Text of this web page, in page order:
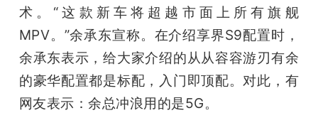
术。“这款新车将超越市面上所有旗舰
MPV。”余承东宣称。在介绍享界S9配置时，
余承东表示，给大家介绍的从从容容游刃有余
的豪华配置都是标配，入门即顶配。对此，有
网友表示：余总冲浪用的是5G。